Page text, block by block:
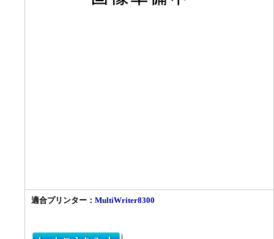
適合プリンター： MultiWriter8300